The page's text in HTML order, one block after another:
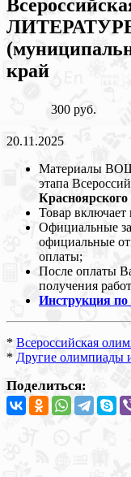
ЛИТЕРАТУРЕ
край
300 руб.
20.11.2025
Материалы ВОШ
этапа
Красноярского
Товар включает
Официальные
официальные
оплаты;
После оплаты
получения
Инструкция по
* Всероссийская
* Другие олимпиады
Поделиться: